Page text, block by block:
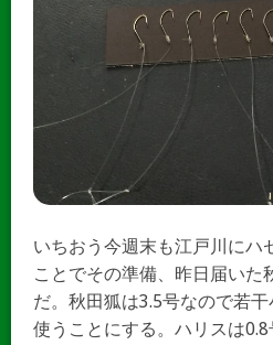
いちおう今週末も江戸川にハ
ことでその準備、昨日届いた
だ。秋田狐は3.5号なので若
使うことにする。ハリスは